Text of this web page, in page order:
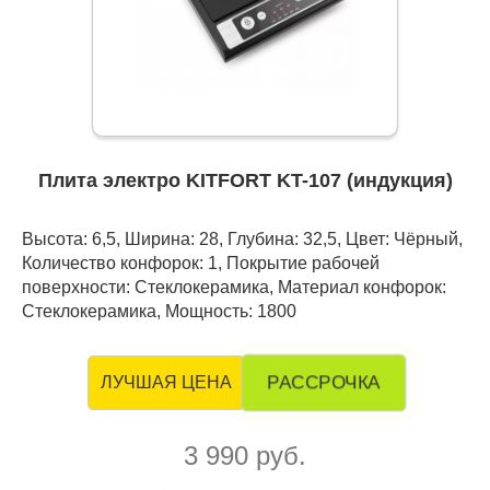
Плита электро KITFORT KT-107 (индукция)
Высота: 6,5, Ширина: 28, Глубина: 32,5, Цвет: Чёрный,
Количество конфорок: 1, Покрытие рабочей
поверхности: Стеклокерамика, Материал конфорок:
Стеклокерамика, Мощность: 1800
ЛУЧШАЯ ЦЕНА РАССРОЧКА
3 990 руб.